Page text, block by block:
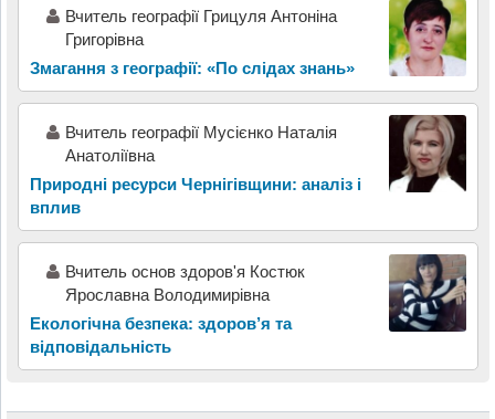
Вчитель географії Грицуля Антоніна
Григорівна
Змагання з географії: «По слідах знань»
Вчитель географії Мусієнко Наталія
Анатоліївна
Природні ресурси Чернігівщини: аналіз і
вплив
Вчитель основ здоров'я Костюк
Ярославна Володимирівна
Екологічна безпека: здоров’я та
відповідальність